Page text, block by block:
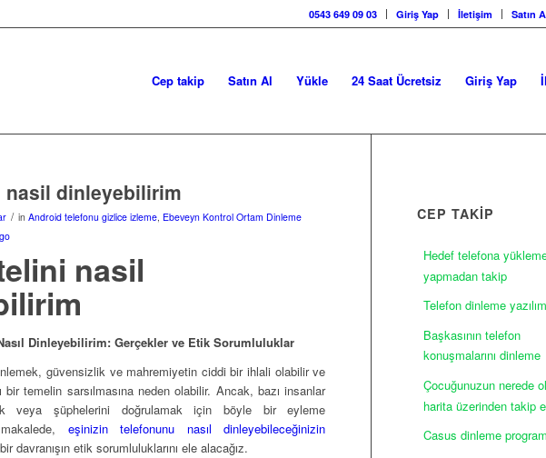
0543 649 09 03 Giriş Yap İletişim Satın
Cep takip Satın Al Yükle 24 Saat Ücretsiz Giriş Yap
dinleyebilirim
/ in Android telefonu gizlice izleme, Ebeveyn Kontrol Ortam Dinleme
nasil
Dinleyebilirim: Gerçekler ve Etik Sorumluluklar
güvensizlik ve mahremiyetin ciddi bir ihlali olabilir ve
temelin sarsılmasına neden olabilir. Ancak, bazı insanlar
veya şüphelerini doğrulamak için böyle bir eyleme
eşinizin telefonunu nasıl dinleyebileceğinizin
davranışın etik sorumluluklarını ele alacağız.
CEP TAKİP
Hedef telefona
yapmadan takip
Telefon dinleme
Başkasının telefon
konuşmalarını dinleme
Çocuğunuzun nerede
harita üzerinden takip
Casus dinleme